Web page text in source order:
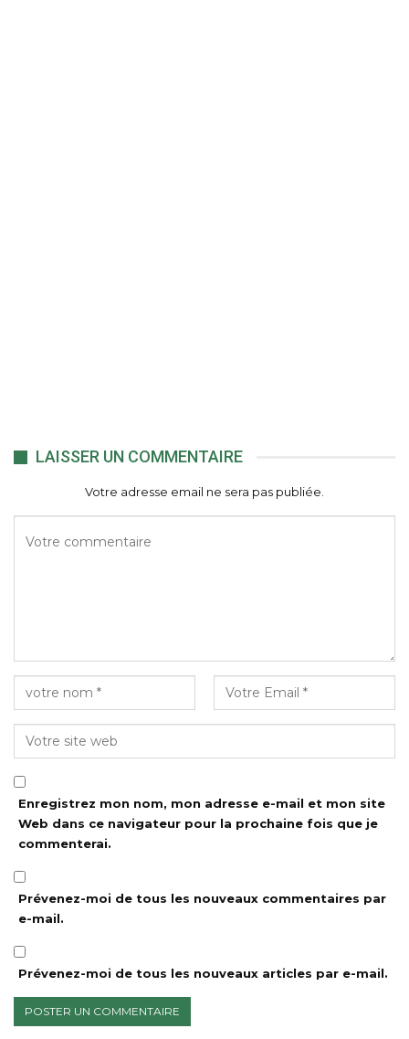
LAISSER UN COMMENTAIRE
Votre adresse email ne sera pas publiée.
Enregistrez mon nom, mon adresse e-mail et mon site
Web dans ce navigateur pour la prochaine fois que je
commenterai.
Prévenez-moi de tous les nouveaux commentaires par
e-mail.
Prévenez-moi de tous les nouveaux articles par e-mail.